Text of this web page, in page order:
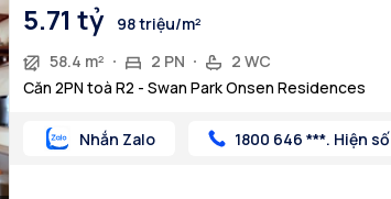
5.71 tỷ
98 triệu/m²
58.4 m²
2 PN
2 WC
Căn 2PN toà R2 - Swan Park Onsen Residences
Nhắn Zalo 1800 646 ***. Hiện số